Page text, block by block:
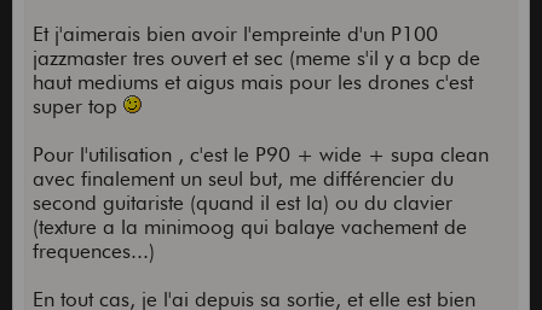
Et j'aimerais bien avoir l'empreinte d'un P100
jazzmaster tres ouvert et sec (meme s'il y a bcp de
haut mediums et aigus mais pour les drones c'est
super top
Pour l'utilisation , c'est le P90 + wide + supa clean
avec finalement un seul but, me différencier du
second guitariste (quand il est la) ou du clavier
(texture a la minimoog qui balaye vachement de
frequences...)
En tout cas, je l'ai depuis sa sortie, et elle est bien